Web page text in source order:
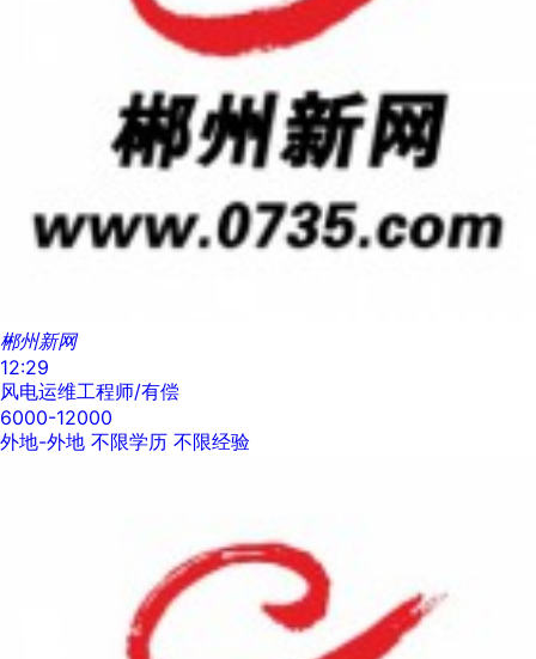
郴州新网
12:29
风电运维工程师/有偿
6000-12000
外地-外地 不限学历 不限经验